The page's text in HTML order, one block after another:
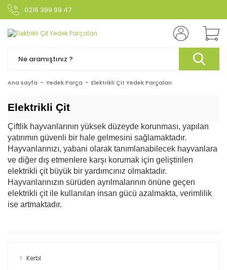
0216 399 99 47
Ana sayfa Yedek Parça Elektrikli Çit Yedek Parçaları
Elektrikli Çit
Çiftlik hayvanlarının yüksek düzeyde korunması, yapılan
yatırımın güvenli bir hale gelmesini sağlamaktadır.
Hayvanlarınızı, yabani olarak tanımlanabilecek hayvanlara
ve diğer dış etmenlere karşı korumak için geliştirilen
elektrikli çit büyük bir yardımcınız olmaktadır.
Hayvanlarınızın sürüden ayrılmalarının önüne geçen
elektrikli çit ile kullanılan insan gücü azalmakta, verimlilik
ise artmaktadır.
Kerbl